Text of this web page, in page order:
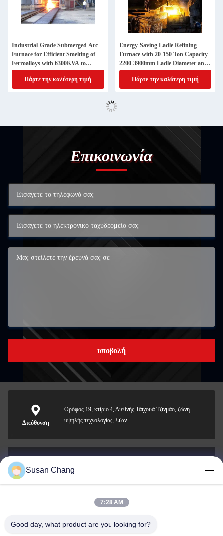
Industrial-Grade Submerged Arc
Furnace for Efficient Smelting of
Ferroalloys with 6300KVA to
68000KVA Capacity
Πάρτε την καλύτερη τιμή
Energy-Saving Ladle Refining
Furnace with 20-150 Ton Capacity
2200-3900mm Ladle Diameter and
3150-20000 KVA Transformer
Πάρτε την καλύτερη τιμή
Επικοινωνία
υποβολή
Διεύθυνση
Ορόφος 19, κτίριο 4, Διεθνής Τάιχουά Τζινμάο, ζώνη
υψηλής τεχνολογίας, Σι'αν.
Ηλεκτρονικό
Susan@aeaxa.com
0086-13991372145
Susan Chang
7:28 AM
Good day, what product are you looking for?